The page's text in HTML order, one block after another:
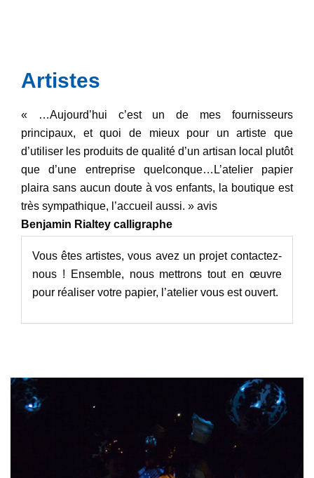
Artistes
« …Aujourd’hui c’est un de mes fournisseurs
principaux, et quoi de mieux pour un artiste que
d’utiliser les produits de qualité d’un artisan local plutôt
que d’une entreprise quelconque…L’atelier papier
plaira sans aucun doute à vos enfants, la boutique est
très sympathique, l’accueil aussi. » avis
Benjamin Rialtey calligraphe
Vous êtes artistes, vous avez un projet contactez-
nous ! Ensemble, nous mettrons tout en œuvre
pour réaliser votre papier, l’atelier vous est ouvert.